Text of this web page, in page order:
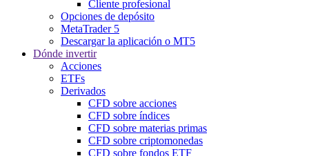
Cliente profesional
Opciones de depósito
MetaTrader 5
Descargar la aplicación o MT5
Dónde invertir
Acciones
ETFs
Derivados
CFD sobre acciones
CFD sobre índices
CFD sobre materias primas
CFD sobre criptomonedas
CFD sobre fondos ETF